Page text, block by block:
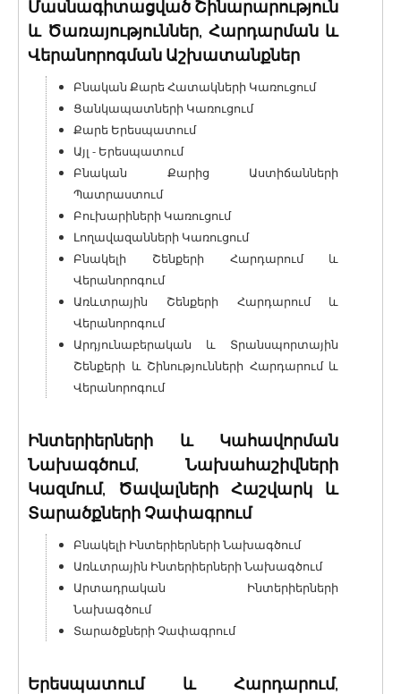
Մասնագիտացված Շինարարություն
և Ծառայություններ, Հարդարման և
Վերանորոգման Աշխատանքներ
Բնական Քարե Հատակների Կառուցում
Ցանկապատների Կառուցում
Քարե Երեսպատում
Այլ - Երեսպատում
Բնական Քարից Աստիճանների
Պատրաստում
Բուխարիների Կառուցում
Լողավազանների Կառուցում
Բնակելի Շենքերի Հարդարում և
Վերանորոգում
Առևտրային Շենքերի Հարդարում և
Վերանորոգում
Արդյունաբերական և Տրանսպորտային
Շենքերի և Շինությունների Հարդարում և
Վերանորոգում
Ինտերիերների և Կահավորման
Նախագծում, Նախահաշիվների
Կազմում, Ծավալների Հաշվարկ և
Տարածքների Չափագրում
Բնակելի Ինտերիերների Նախագծում
Առևտրային Ինտերիերների Նախագծում
Արտադրական Ինտերիերների
Նախագծում
Տարածքների Չափագրում
Երեսպատում և Հարդարում,